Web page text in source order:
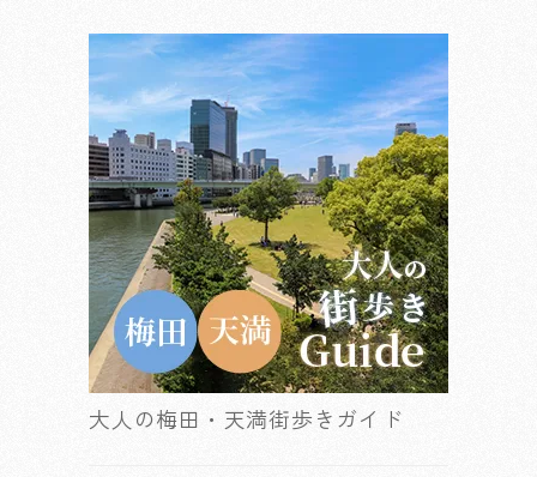
大人の梅田・天満街歩きガイド